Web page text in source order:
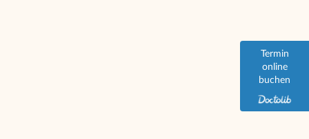
Termin
online
buchen